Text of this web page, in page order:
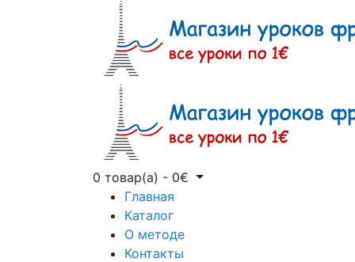
0 товар(а) - 0€
Главная
Каталог
О методе
Контакты